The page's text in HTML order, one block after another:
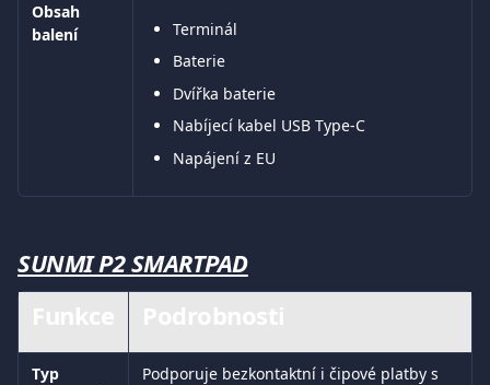
Obsah
balení
Terminál
Baterie
Dvířka baterie
Nabíjecí kabel USB Type-C
Napájení z EU
SUNMI P2 SMARTPAD
Typ
Podporuje bezkontaktní i čipové platby s